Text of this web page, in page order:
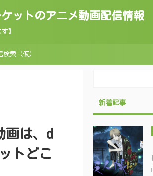
ットのアニメ動画配信情報
】
検索（仮）
画は、d
トどこ
新着記事